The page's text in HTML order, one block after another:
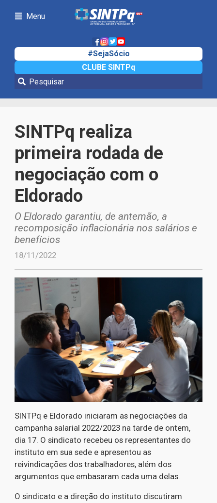
Menu
#SejaSócio
CLUBE SINTPq
Notícias
SINTPq realiza
primeira rodada de
negociação com o
Eldorado
O Eldorado garantiu, de antemão, a
recomposição inflacionária nos salários e
benefícios
18/11/2022
SINTPq e Eldorado iniciaram as negociações da
campanha salarial 2022/2023 na tarde de ontem,
dia 17. O sindicato recebeu os representantes do
instituto em sua sede e apresentou as
reivindicações dos trabalhadores, além dos
argumentos que embasaram cada uma delas.
O sindicato e a direção do instituto discutiram